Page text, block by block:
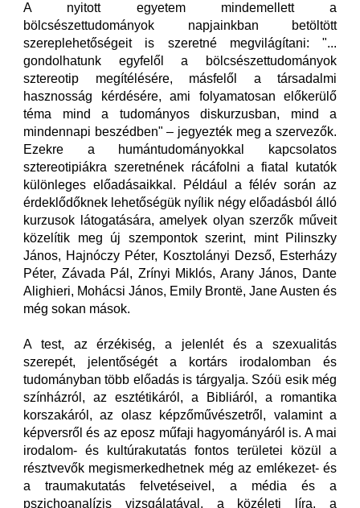
A nyitott egyetem mindemellett a
bölcsészettudományok napjainkban betöltött
szereplehetőségeit is szeretné megvilágítani: "...
gondolhatunk egyfelől a bölcsészettudományok
sztereotip megítélésére, másfelől a társadalmi
hasznosság kérdésére, ami folyamatosan előkerülő
téma mind a tudományos diskurzusban, mind a
mindennapi beszédben" – jegyezték meg a szervezők.
Ezekre a humántudományokkal kapcsolatos
sztereotipiákra szeretnének rácáfolni a fiatal kutatók
különleges előadásaikkal. Például a félév során az
érdeklődőknek lehetőségük nyílik négy előadásból álló
kurzusok látogatására, amelyek olyan szerzők műveit
közelítik meg új szempontok szerint, mint Pilinszky
János, Hajnóczy Péter, Kosztolányi Dezső, Esterházy
Péter, Závada Pál, Zrínyi Miklós, Arany János, Dante
Alighieri, Mohácsi János, Emily Brontë, Jane Austen és
még sokan mások.
A test, az érzékiség, a jelenlét és a szexualitás
szerepét, jelentőségét a kortárs irodalomban és
tudományban több előadás is tárgyalja. Szóü esik még
színházról, az esztétikáról, a Bibliáról, a romantika
korszakáról, az olasz képzőművészetről, valamint a
képversről és az eposz műfaji hagyományáról is. A mai
irodalom- és kultúrakutatás fontos területei közül a
résztvevők megismerkedhetnek még az emlékezet- és
a traumakutatás felvetéseivel, a média és a
pszichoanalízis vizsgálatával, a közéleti líra, a